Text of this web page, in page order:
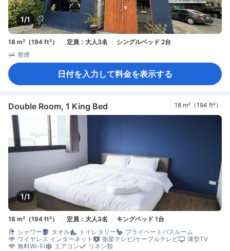
1/1
18 m²（194 ft²） 定員：大人3名
シングルベッド 2台
禁煙
日付を入力して料金を表示する
Double Room, 1 King Bed 18 m²（194 ft²）
1/1
18 m²（194 ft²） 定員：大人3名
キングベッド 1台
シャワー
タオル トイレタリー
プライベートバスルーム
ワイヤレス インターネット
衛星テレビ/ケーブルテレビ
薄型TV
無料Wi-Fi
エアコン リネン類